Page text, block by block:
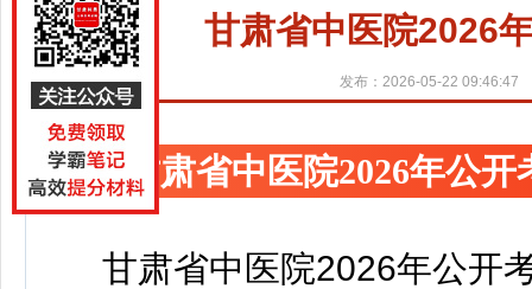
甘肃省中医院2026
发布：2026-05-22 09:46:47
甘肃省中医院2026年公
甘肃省中医院2026年公开